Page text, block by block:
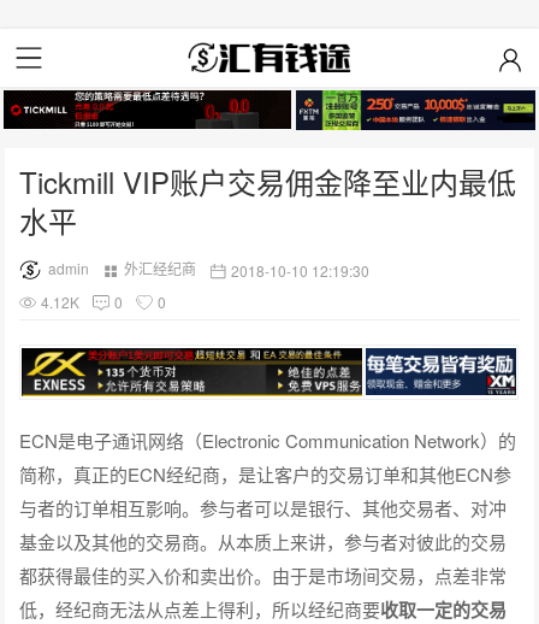
Tickmill VIP账户交易佣金降至业内最低
水平
admin 外汇经纪商
2018-10-10 12:19:30
4.12K
0 0
ECN是电子通讯网络（Electronic Communication Network）的
简称，真正的ECN经纪商，是让客户的交易订单和其他ECN参
与者的订单相互影响。参与者可以是银行、其他交易者、对冲
基金以及其他的交易商。从本质上来讲，参与者对彼此的交易
都获得最佳的买入价和卖出价。由于是市场间交易，点差非常
低，经纪商无法从点差上得利，所以经纪商要收取一定的交易